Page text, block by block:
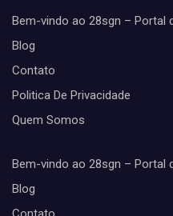
Bem-vindo ao 28sgn – Portal
Blog
Contato
Politica De Privacidade
Quem Somos
Bem-vindo ao 28sgn – Portal
Blog